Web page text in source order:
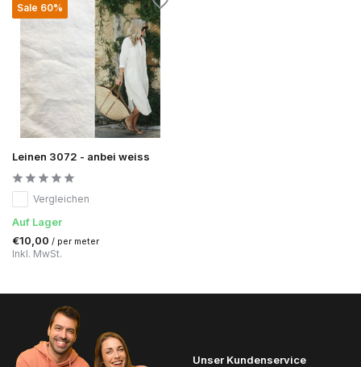
Sale 60%
Leinen 3072 - anbei weiss
Vergleichen
Auf Lager
€10,00 / per meter
Inkl. MwSt.
Unser Kundenservice